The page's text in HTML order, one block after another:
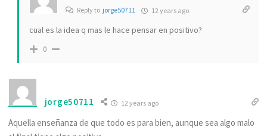
Reply to jorge50711 12 years ago
cual es la idea q mas le hace pensar en positivo?
0
jorge50711 12 years ago
Aquella enseñanza de que todo es para bien, aunque sea algo malo